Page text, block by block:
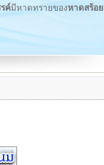
ค์มีหาดทรายของหาดสร้อย